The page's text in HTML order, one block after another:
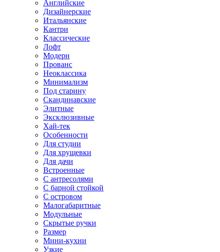
Английские
Дизайнерские
Итальянские
Кантри
Классические
Лофт
Модерн
Прованс
Неоклассика
Минимализм
Под старину
Скандинавские
Элитные
Эксклюзивные
Хай-тек
Особенности
Для студии
Для хрущевки
Для дачи
Встроенные
С антресолями
С барной стойкой
С островом
Малогабаритные
Модульные
Скрытые ручки
Размер
Мини-кухни
Узкие